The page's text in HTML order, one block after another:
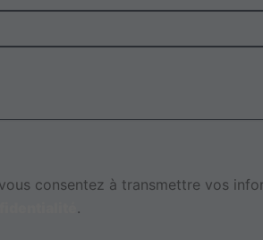
consentez à transmettre vos
.